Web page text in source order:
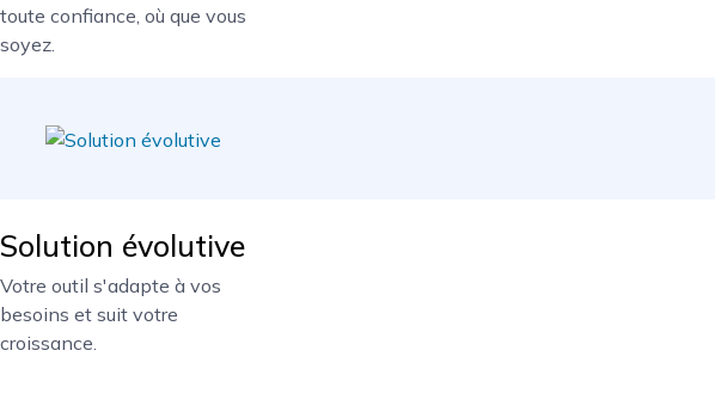
toute confiance, où que vous
soyez.
Solution évolutive
Votre outil s'adapte à vos
besoins et suit votre
croissance.